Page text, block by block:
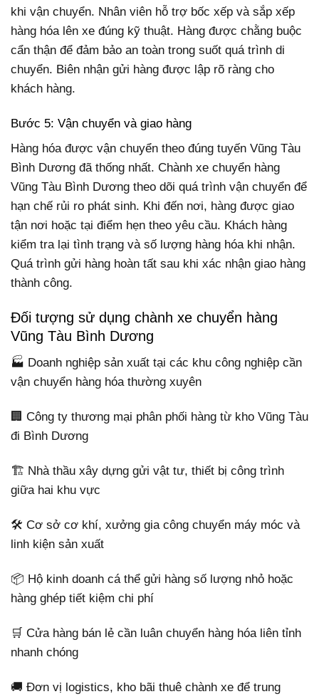
khi vận chuyển. Nhân viên hỗ trợ bốc xếp và sắp xếp
hàng hóa lên xe đúng kỹ thuật. Hàng được chằng buộc
cẩn thận để đảm bảo an toàn trong suốt quá trình di
chuyển. Biên nhận gửi hàng được lập rõ ràng cho
khách hàng.
Bước 5: Vận chuyển và giao hàng
Hàng hóa được vận chuyển theo đúng tuyến Vũng Tàu
Bình Dương đã thống nhất. Chành xe chuyển hàng
Vũng Tàu Bình Dương theo dõi quá trình vận chuyển để
hạn chế rủi ro phát sinh. Khi đến nơi, hàng được giao
tận nơi hoặc tại điểm hẹn theo yêu cầu. Khách hàng
kiểm tra lại tình trạng và số lượng hàng hóa khi nhận.
Quá trình gửi hàng hoàn tất sau khi xác nhận giao hàng
thành công.
Đối tượng sử dụng chành xe chuyển hàng
Vũng Tàu Bình Dương
🏭 Doanh nghiệp sản xuất tại các khu công nghiệp cần
vận chuyển hàng hóa thường xuyên
🏢 Công ty thương mại phân phối hàng từ kho Vũng Tàu
đi Bình Dương
🏗️ Nhà thầu xây dựng gửi vật tư, thiết bị công trình
giữa hai khu vực
🛠️ Cơ sở cơ khí, xưởng gia công chuyển máy móc và
linh kiện sản xuất
📦 Hộ kinh doanh cá thể gửi hàng số lượng nhỏ hoặc
hàng ghép tiết kiệm chi phí
🛒 Cửa hàng bán lẻ cần luân chuyển hàng hóa liên tỉnh
nhanh chóng
🚚 Đơn vị logistics, kho bãi thuê chành xe để trung